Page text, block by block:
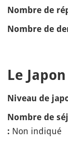
Nombre de
Nombre de
Le
Niveau de
Nombre de
: Non indiqué